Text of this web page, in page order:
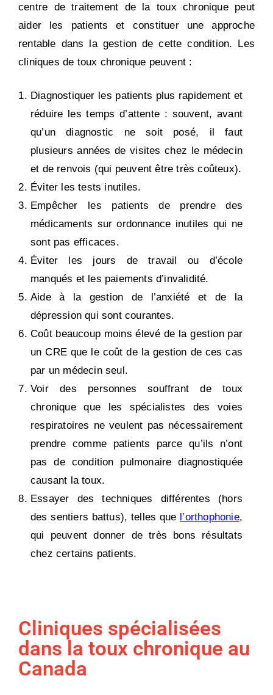
centre de traitement de la toux chronique peut
aider les patients et constituer une approche
rentable dans la gestion de cette condition. Les
cliniques de toux chronique peuvent :
Diagnostiquer les patients plus rapidement et
réduire les temps d’attente : souvent, avant
qu’un diagnostic ne soit posé, il faut
plusieurs années de visites chez le médecin
et de renvois (qui peuvent être très coûteux).
Éviter les tests inutiles.
Empêcher les patients de prendre des
médicaments sur ordonnance inutiles qui ne
sont pas efficaces.
Éviter les jours de travail ou d’école
manqués et les paiements d’invalidité.
Aide à la gestion de l’anxiété et de la
dépression qui sont courantes.
Coût beaucoup moins élevé de la gestion par
un CRE que le coût de la gestion de ces cas
par un médecin seul.
Voir des personnes souffrant de toux
chronique que les spécialistes des voies
respiratoires ne veulent pas nécessairement
prendre comme patients parce qu’ils n’ont
pas de condition pulmonaire diagnostiquée
causant la toux.
Essayer des techniques différentes (hors
des sentiers battus), telles que l’orthophonie,
qui peuvent donner de très bons résultats
chez certains patients.
Cliniques spécialisées
dans la toux chronique au
Canada